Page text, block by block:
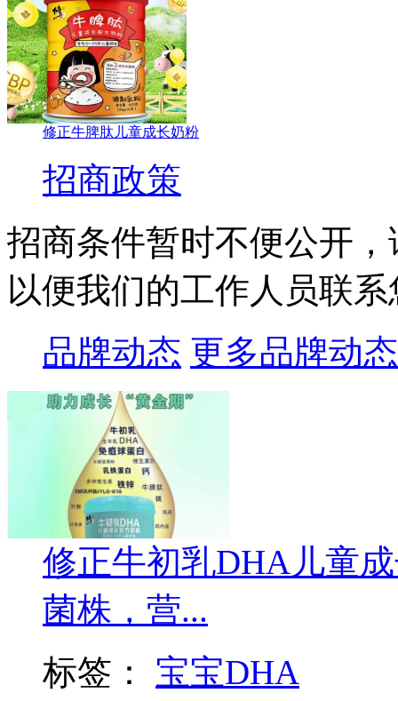
修正牛脾肽儿童成长奶粉
招商政策
招商条件暂时不便公开
以便我们的工作人员联
品牌动态 更多品牌动态
修正牛初乳DHA儿童
菌株，营...
标签： 宝宝DHA